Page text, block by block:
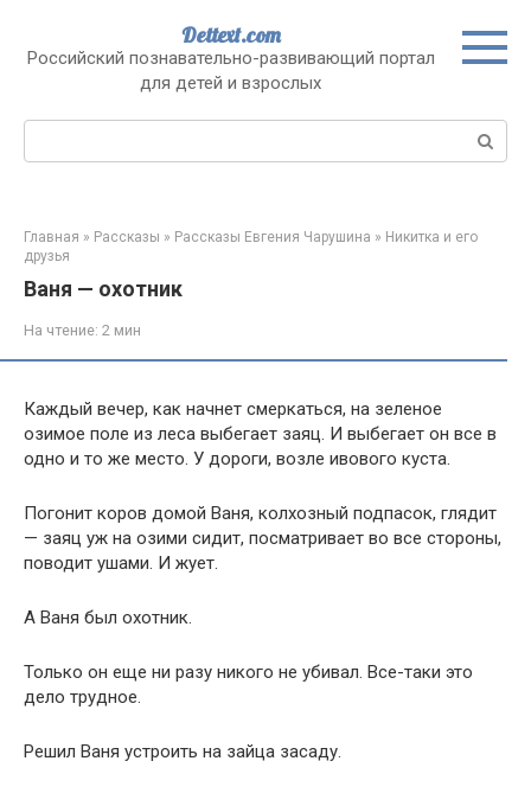
контенту
Dettext.com
Российский познавательно-развивающий портал
для детей и взрослых
Поиск:
Главная » Рассказы » Рассказы Евгения Чарушина » Никитка и его
друзья
Ваня — охотник
На чтение: 2 мин
Каждый вечер, как начнет смеркаться, на зеленое
озимое поле из леса выбегает заяц. И выбегает он все в
одно и то же место. У дороги, возле ивового куста.
Погонит коров домой Ваня, колхозный подпасок, глядит
— заяц уж на озими сидит, посматривает во все стороны,
поводит ушами. И жует.
А Ваня был охотник.
Только он еще ни разу никого не убивал. Все-таки это
дело трудное.
Решил Ваня устроить на зайца засаду.